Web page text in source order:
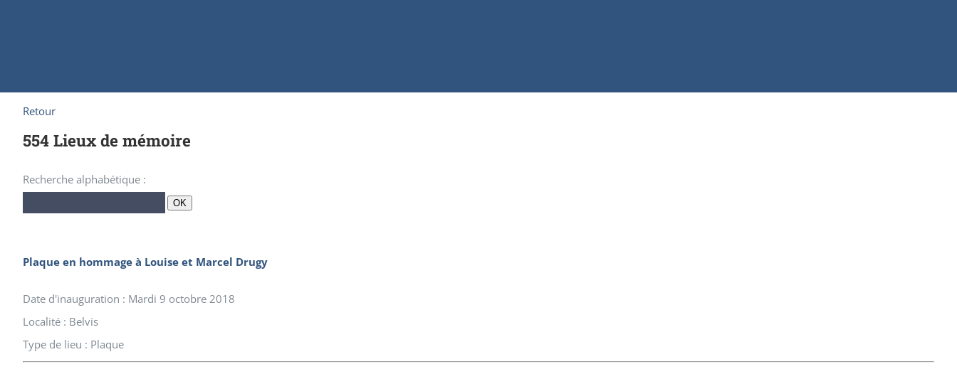
Retour
554 Lieux de mémoire
Recherche alphabétique :
OK
Plaque en hommage à Louise et Marcel Drugy
Date d'inauguration : Mardi 9 octobre 2018
Localité : Belvis
Type de lieu : Plaque